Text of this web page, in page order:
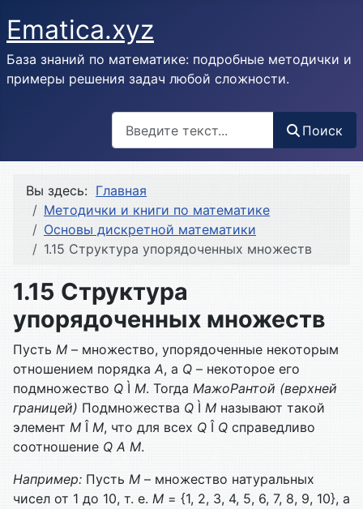
Ematica.xyz
База знаний по математике: подробные методички и
примеры решения задач любой сложности.
Поиск
Вы здесь: Главная
Методички и книги по математике
Основы дискретной математики
1.15 Структура упорядоченных множеств
1.15 Структура
упорядоченных множеств
Пусть М – множество, упорядоченные некоторым
отношением порядка А, а Q – некоторое его
подмножество Q Ì M. Тогда МажоРантой (верхней
границей) Подмножества Q Ì M называют такой
элемент M Î M, что для всех Q Î Q справедливо
соотношение Q А M.
Например: Пусть М – множество натуральных
чисел от 1 до 10, т. е. М = {1, 2, 3, 4, 5, 6, 7, 8, 9, 10}, а